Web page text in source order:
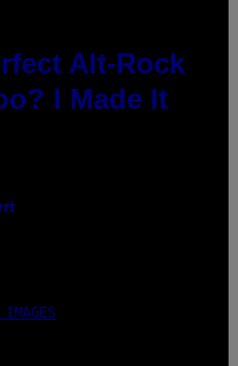
Alt-Rock
I Made It